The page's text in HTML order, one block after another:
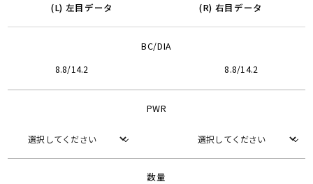
(L) 左目データ (R) 右目データ
BC/DIA
8.8/14.2 8.8/14.2
PWR
数量